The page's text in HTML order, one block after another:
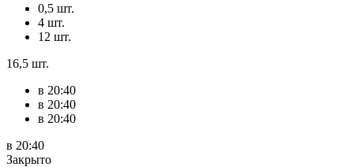
0,5 шт.
4 шт.
12 шт.
16,5 шт.
в 20:40
в 20:40
в 20:40
в 20:40
Закрыто